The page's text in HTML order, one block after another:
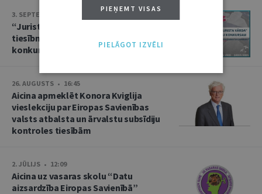
3. SEPTEMBRIS • 16:01
“Jurista Vārds” aicina jaunos
tiesībniekus pieteikties ikgadējam
konkursam!
26. AUGUSTS • 16:45
Aicina apmeklēt Konora Kviglija
vieslekciju par Eiropas Savienības
valsts atbalsta un ārvalstu subsīdiju
kontroles tiesībām
2. JŪLIJS • 12:09
Aicina uz vasaras skolu “Datu
aizsardzība Eiropas Savienībā”
PIEŅEMT VISAS
PIELĀGOT IZVĒLI